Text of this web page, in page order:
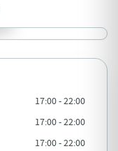
17:00 - 22:00
17:00 - 22:00
17:00 - 22:00